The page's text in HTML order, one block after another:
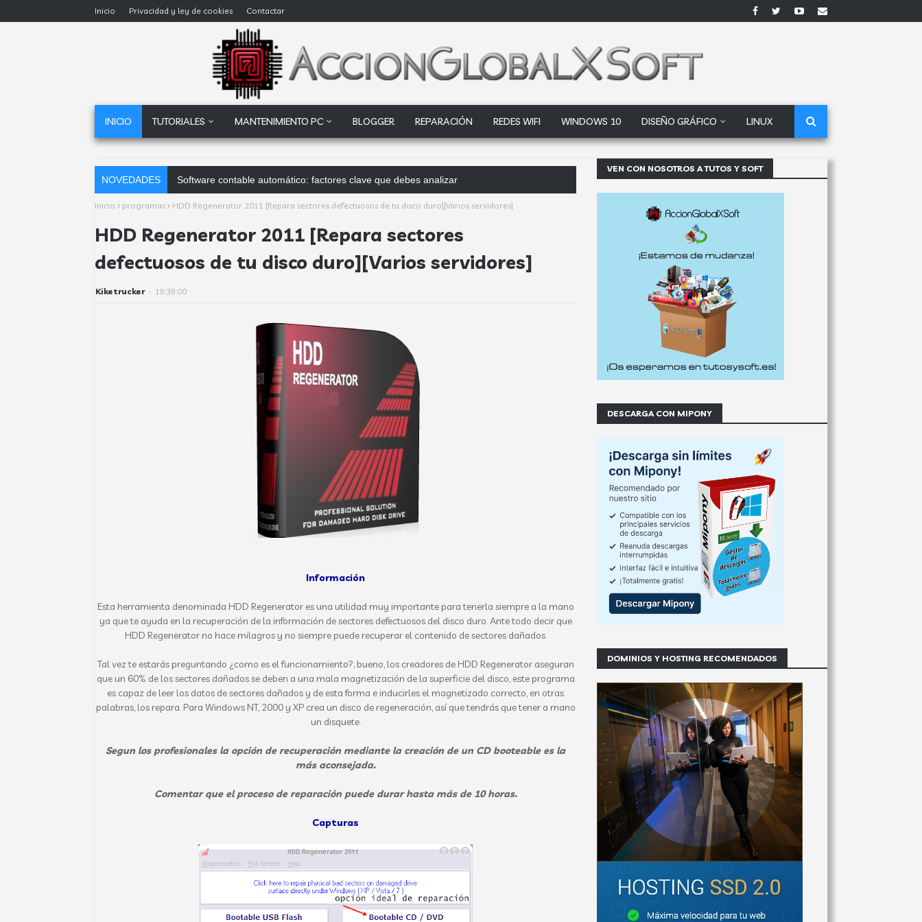
Inicio Privacidad y ley de cookies Contactar
INICIO TUTORIALES MANTENIMIENTO PC BLOGGER REPARACIÓN REDES WIFI WINDOWS 10 DISEÑO GRÁFICO LINUX
NOVEDADES Software contable automático: factores clave que debes analizar
Inicio programas HDD Regenerator 2011 [Repara sectores defectuosos de tu disco duro][Varios servidores]
HDD Regenerator 2011 [Repara sectores
defectuosos de tu disco duro][Varios servidores]
Kiketrucker - 19:39:00
Información
Esta herramienta denominada HDD Regenerator es una utilidad muy importante para tenerla siempre a la mano
ya que te ayuda en la recuperación de la información de sectores defectuosos del disco duro. Ante todo decir que
HDD Regenerator no hace milagros y no siempre puede recuperar el contenido de sectores dañados.
Tal vez te estarás preguntando ¿como es el funcionamiento?; bueno, los creadores de HDD Regenerator aseguran
que un 60% de los sectores dañados se deben a una mala magnetización de la superficie del disco, este programa
es capaz de leer los datos de sectores dañados y de esta forma e inducirles el magnetizado correcto, en otras
palabras, los repara. Para Windows NT, 2000 y XP crea un disco de regeneración, así que tendrás que tener a mano
un disquete.
Segun los profesionales la opción de recuperación mediante la creación de un CD booteable es la
más aconsejada.
Comentar que el proceso de reparación puede durar hasta más de 10 horas.
Capturas
VEN CON NOSOTROS A TUTOS Y SOFT
DESCARGA CON MIPONY
DOMINIOS Y HOSTING RECOMENDADOS